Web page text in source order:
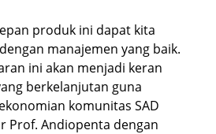
produk ini dapat kita
manajemen yang baik.
ini akan menjadi keran
berkelanjutan guna
komunitas SAD
Prof. Andiopenta dengan